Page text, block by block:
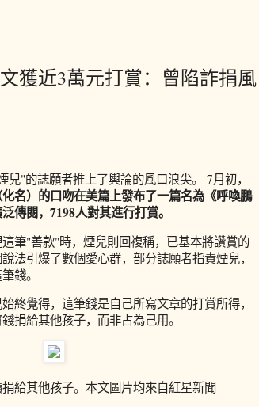
獲近3萬元打賞：曾陷詐捐風
"的誌願者推上了輿論的風口浪尖。 7月初，
名）的口吻在美篇上發布了一篇名為《呼喚鵬
傳閱，7198人對其進行打賞。
筆"善款"時，煙兒則回複稱，已基本將讚賞的
法引爆了數個愛心群，部分誌願者指責煙兒，
錢。
終覺得，這筆錢是自己所寫文章的打賞所得，
捐給其他孩子，而非占為己用。
給其他孩子。本文圖片均來自紅星新聞